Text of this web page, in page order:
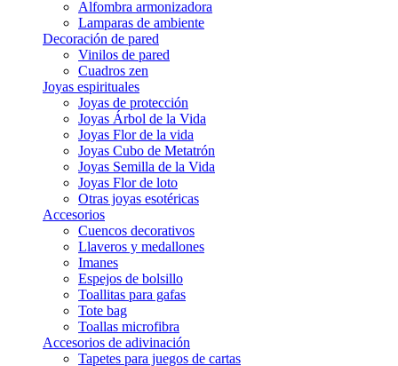
Alfombra armonizadora
Lamparas de ambiente
Decoración de pared
Vinilos de pared
Cuadros zen
Joyas espirituales
Joyas de protección
Joyas Árbol de la Vida
Joyas Flor de la vida
Joyas Cubo de Metatrón
Joyas Semilla de la Vida
Joyas Flor de loto
Otras joyas esotéricas
Accesorios
Cuencos decorativos
Llaveros y medallones
Imanes
Espejos de bolsillo
Toallitas para gafas
Tote bag
Toallas microfibra
Accesorios de adivinación
Tapetes para juegos de cartas